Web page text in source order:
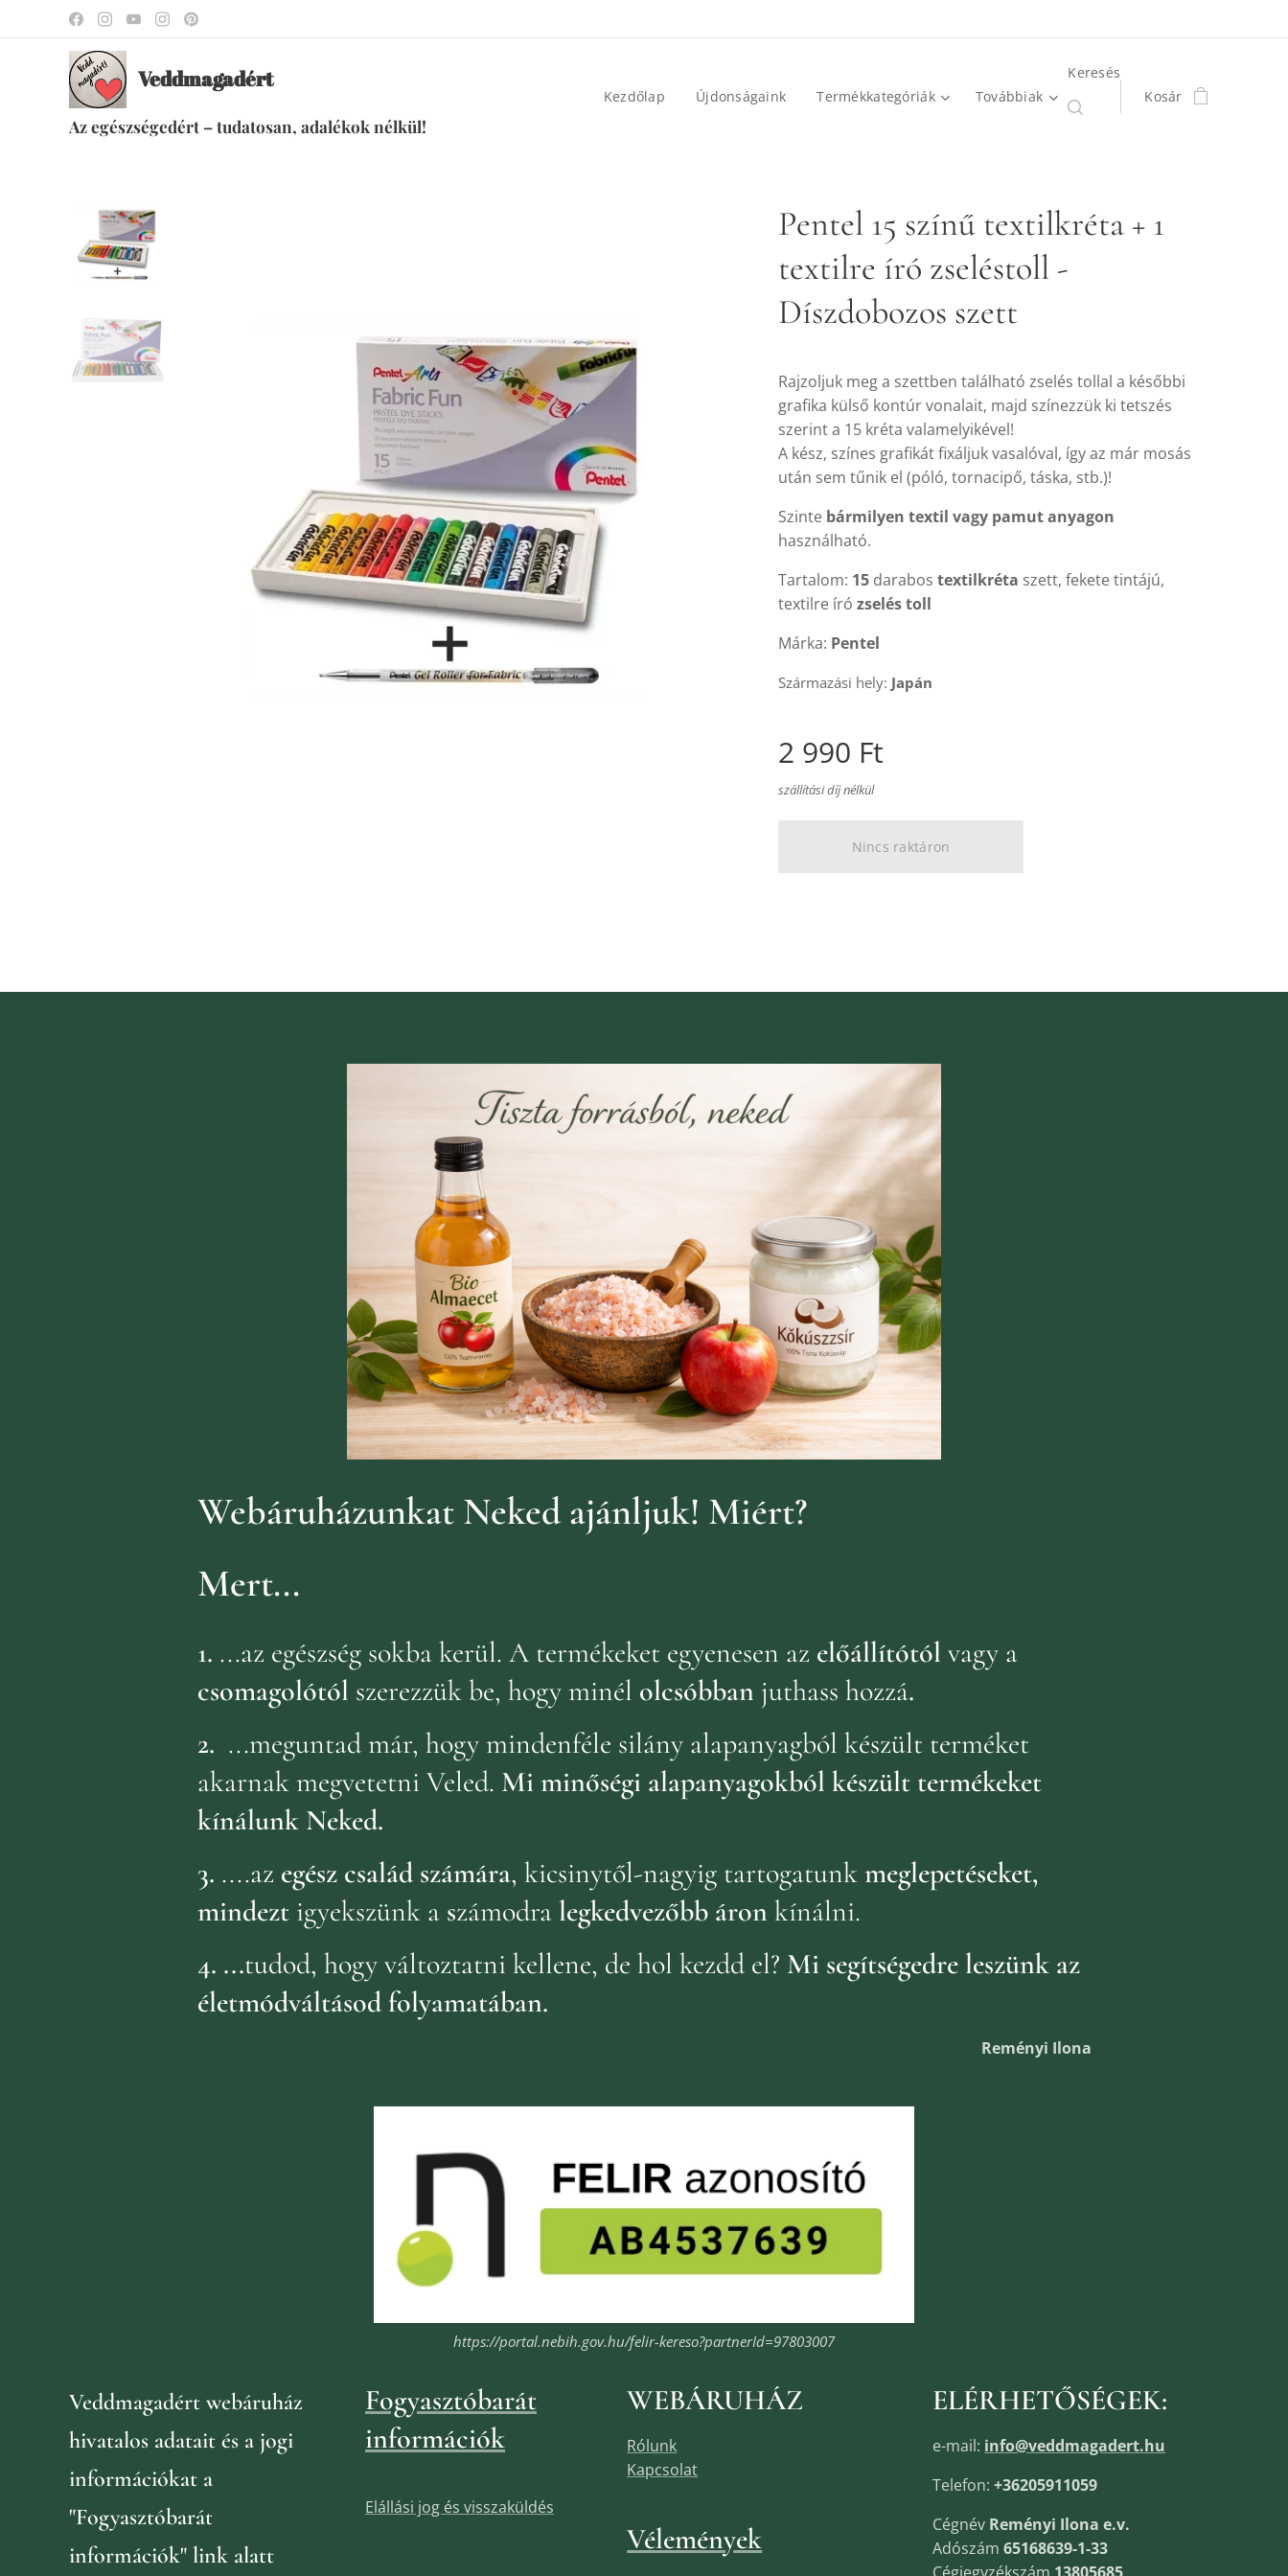
Veddmagadért
Az egészségedért – tudatosan, adalékok nélkül!
Kezdőlap Újdonságaink Termékkategóriák Továbbiak
Keresés
Kosár
Pentel 15 színű textilkréta + 1
textilre író zseléstoll -
Díszdobozos szett
Rajzoljuk meg a szettben található zselés tollal a későbbi
grafika külső kontúr vonalait, majd színezzük ki tetszés
szerint a 15 kréta valamelyikével!
A kész, színes grafikát fixáljuk vasalóval, így az már mosás
után sem tűnik el (póló, tornacipő, táska, stb.)!
Szinte bármilyen textil vagy pamut anyagon
használható.
Tartalom: 15 darabos textilkréta szett, fekete tintájú,
textilre író zselés toll
Márka: Pentel
Származási hely: Japán
2 990 Ft
szállítási díj nélkül
Nincs raktáron
Webáruházunkat Neked ajánljuk! Miért?
Mert...
1. ...az egészség sokba kerül. A termékeket egyenesen az előállítótól vagy a
csomagolótól szerezzük be, hogy minél olcsóbban juthass hozzá.
2. ...meguntad már, hogy mindenféle silány alapanyagból készült terméket
akarnak megvetetni Veled. Mi minőségi alapanyagokból készült termékeket
kínálunk Neked.
3. ....az egész család számára, kicsinytől-nagyig tartogatunkmeglepetéseket,
mindezt igyekszünk aszámodralegkedvezőbb áron kínálni.
4. ...tudod, hogy változtatni kellene, de hol kezdd el? Mi segítségedre leszünk az
életmódváltásod folyamatában.
Reményi Ilona
https://portal.nebih.gov.hu/felir-kereso?partnerId=97803007
Veddmagadért webáruház
hivatalos adatait és a jogi
információkat a
"Fogyasztóbarát
információk" link alatt
Fogyasztóbarát
információk
Elállási jog és visszaküldés
WEBÁRUHÁZ
Rólunk
Kapcsolat
Vélemények
ELÉRHETŐSÉGEK:
e-mail: info@veddmagadert.hu
Telefon: +36205911059
Cégnév Reményi Ilona e.v.
Adószám65168639-1-33